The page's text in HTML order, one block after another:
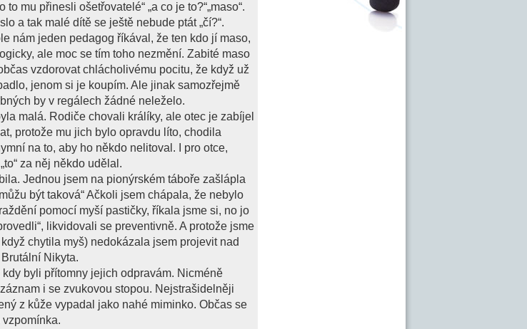
mu přinesli ošetřovatelé“ „a co je to?“„maso“.
a tak malé dítě se ještě nebude ptát „čí?“.
nám jeden pedagog říkával, že ten kdo jí maso,
ale moc se tím toho nezmění. Zabité maso
vzdorovat chlácholivému pocitu, že když už
jenom si je koupím. Ale jinak samozřejmě
by v regálech žádné neleželo.
malá. Rodiče chovali králíky, ale otec je zabíjel
protože mu jich bylo opravdu líto, chodila
na to, aby ho někdo nelitoval. I pro otce,
za něj někdo udělal.
Jednou jsem na pionýrském táboře zašlápla
být taková“ Ačkoli jsem chápala, že nebylo
pomocí myší pastičky, říkala jsme si, no jo
likvidovali se preventivně. A protože jsme
chytila myš) nedokázala jsem projevit nad
Nikyta.
byli přítomny jejich odpravám. Nicméně
i se zvukovou stopou. Nejstrašidelněji
z kůže vypadal jako nahé miminko. Občas se